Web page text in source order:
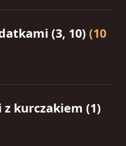
(3, 10) (10
kurczakiem (1)